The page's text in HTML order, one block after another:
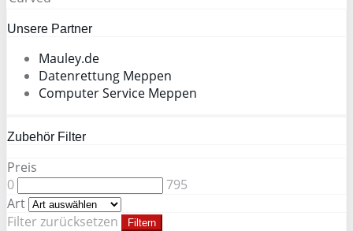
Unsere Partner
Mauley.de
Datenrettung Meppen
Computer Service Meppen
Zubehör Filter
Preis
0
795
Art
Filter zurücksetzen
Filtern